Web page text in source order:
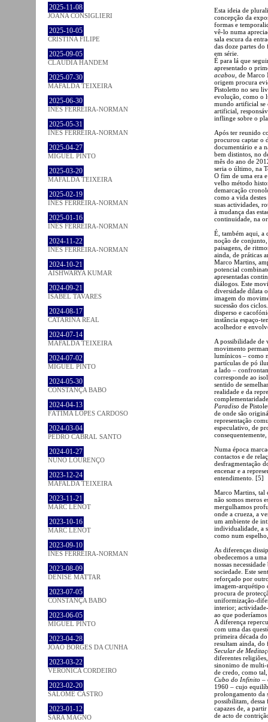
2025-11-08
JOANA CONSIGLIERI
2025-10-05
CRISTINA FILIPE
2025-09-05
CLÁUDIA HANDEM
2025-07-30
MAFALDA TEIXEIRA
2025-06-30
INÊS FERREIRA-NORMAN
2025-05-31
INÊS FERREIRA-NORMAN
2025-04-27
MIGUEL PINTO
2025-03-20
MAFALDA TEIXEIRA
2025-02-19
INÊS FERREIRA-NORMAN
2025-01-16
INÊS FERREIRA-NORMAN
2024-11-22
INÊS FERREIRA-NORMAN
2024-10-21
AISHWARYA KUMAR
2024-09-21
ISABEL TAVARES
2024-08-17
CATARINA REAL
2024-07-14
MAFALDA TEIXEIRA
2024-07-02
MIGUEL PINTO
2024-05-30
CONSTANÇA BABO
2024-04-13
FÁTIMA LOPES CARDOSO
2024-03-04
PEDRO CABRAL SANTO
2024-01-27
NUNO LOURENÇO
2023-12-24
MAFALDA TEIXEIRA
2023-11-21
MARC LENOT
2023-10-16
MARC LENOT
2023-09-10
INÊS FERREIRA-NORMAN
2023-08-09
DENISE MATTAR
2023-07-05
CONSTANÇA BABO
2023-06-05
MIGUEL PINTO
2023-04-28
JOÃO BORGES DA CUNHA
2023-03-22
VERONICA CORDEIRO
2023-02-20
SALOMÉ CASTRO
2023-01-12
SARA MAGNO
Esta ideia de
concepção da
formas e
vê-lo numa
sala escura da
das doze partes do
em série.
É para lá que
apresentado o
acabou , de
origem procura
Pistoletto no seu
evolução, como o
mundo artificial se
artificial,
inflinge sobre o
Após ter reunido
procurou captar o
documentário e a
bem distintos, no
mês do ano de
seria o último, na
O fim de uma era
velho método
demarcação
como a vida
suas actividades,
à mudança das
continuidade, na
É, também aqui, a
noção de
paisagens, de
ainda, de práticas
Marco Martins,
potencial
apresentadas
diálogos. Este
diversidade dilata
imagem do
sucessão dos
disperso e
instância espaço-
acolhedor e
A possibilidade de
movimento
lumínicos – como
partículas de pó
a lado –
corresponde ao
sentido de
realidade e da
Paradiso de
de onde são
representação
especulativo, de
Numa época
contactos e de
desfragmentação
encenar e a
entendimento. [5]
Marco Martins, tal
não somos meros
mergulhamos
onde a crueza, a
um ambiente de
individualidade, a
como num
As diferenças
obedecemos a
nossas
sociedade. Este
reforçado por
imagem-arquétipo
procura de
uniformização-
interior;
ao que
A diferença
com uma das
primeira década
resultam ainda,
Secular de
diferentes
sinonimo de multi-
de credo, como
Cubo do Infinito –
1960 – cujo
prolongamento da
possibilitam,
capazes de, a
de acto de